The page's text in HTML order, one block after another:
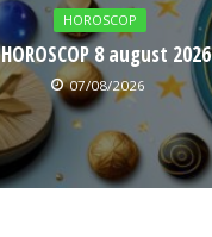
HOROSCOP
HOROSCOP 8 august 2026
07/08/2026